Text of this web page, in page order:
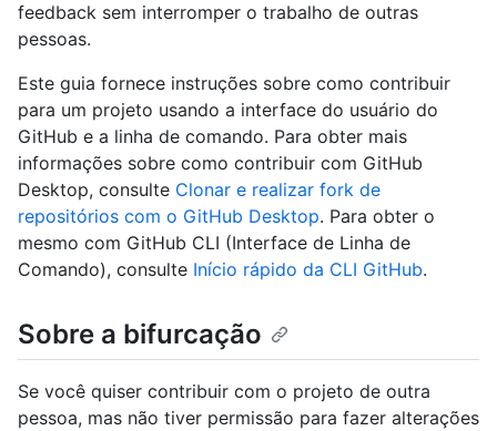
feedback sem interromper o trabalho de outras
pessoas.
Este guia fornece instruções sobre como contribuir
para um projeto usando a interface do usuário do
GitHub e a linha de comando. Para obter mais
informações sobre como contribuir com GitHub
Desktop, consulte Clonar e realizar fork de
repositórios com o GitHub Desktop. Para obter o
mesmo com GitHub CLI (Interface de Linha de
Comando), consulte Início rápido da CLI GitHub.
Sobre a bifurcação
Se você quiser contribuir com o projeto de outra
pessoa, mas não tiver permissão para fazer alterações